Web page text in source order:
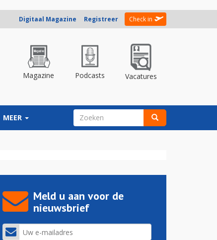
Digitaal Magazine Registreer Check in
Magazine Podcasts Vacatures
MEER ZOEKVELD
Meld u aan voor de
nieuwsbrief